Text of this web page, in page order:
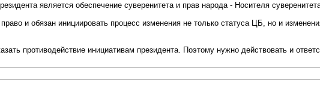
является обеспечение суверенитета и прав народа - Носителя
и обязан инициировать процесс изменения не только статуса ЦБ, но и
противодействие инициативам президента. Поэтому нужно действовать и